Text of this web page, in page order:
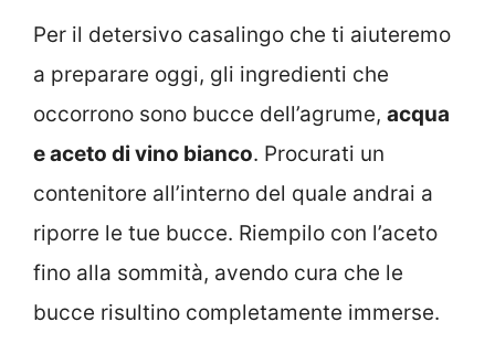
Per il detersivo casalingo che ti aiuteremo
a preparare oggi, gli ingredienti che
occorrono sono bucce dell’agrume, acqua
e aceto di vino bianco. Procurati un
contenitore all’interno del quale andrai a
riporre le tue bucce. Riempilo con l’aceto
fino alla sommità, avendo cura che le
bucce risultino completamente immerse.